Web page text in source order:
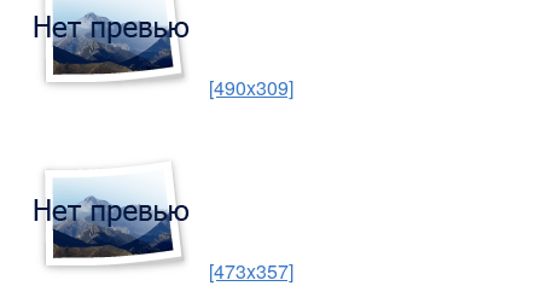
[490x309]
[473x357]